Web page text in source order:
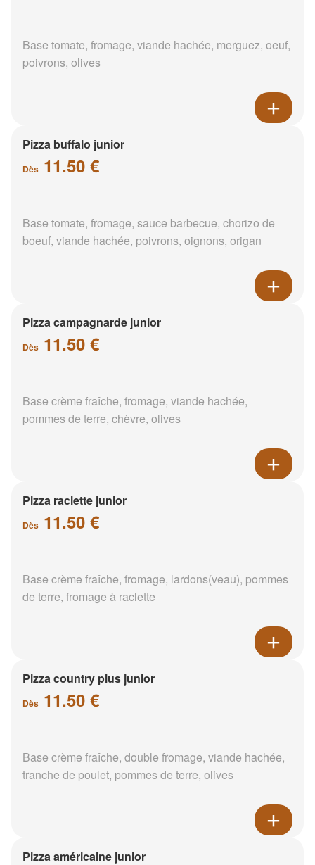
Base tomate, fromage, viande hachée, merguez, oeuf,
poivrons, olives
Pizza buffalo junior
Dès 11.50 €
Base tomate, fromage, sauce barbecue, chorizo de
boeuf, viande hachée, poivrons, oignons, origan
Pizza campagnarde junior
Dès 11.50 €
Base crème fraîche, fromage, viande hachée,
pommes de terre, chèvre, olives
Pizza raclette junior
Dès 11.50 €
Base crème fraîche, fromage, lardons(veau), pommes
de terre, fromage à raclette
Pizza country plus junior
Dès 11.50 €
Base crème fraîche, double fromage, viande hachée,
tranche de poulet, pommes de terre, olives
Pizza américaine junior